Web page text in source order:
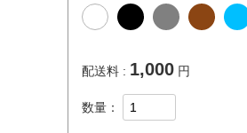
配送料 : 1,000 円
数量：